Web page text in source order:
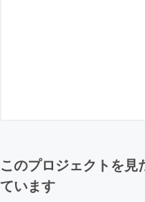
このプロジェクトを見
ています